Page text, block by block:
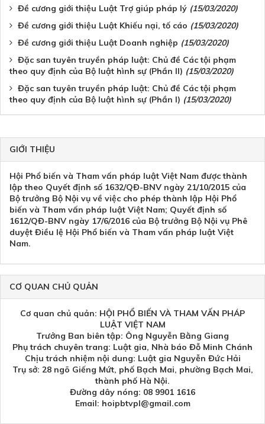
Đề cương giới thiệu Luật Trợ giúp pháp lý (15/03/2020)
Đề cương giới thiệu Luật Khiếu nại, tố cáo (15/03/2020)
Đề cương giới thiệu Luật Doanh nghiệp (15/03/2020)
Đặc san tuyên truyền pháp luật: Chủ đề Các tội phạm
theo quy định của Bộ luật hình sự (Phần II) (15/03/2020)
Đặc san tuyên truyền pháp luật: Chủ đề Các tội phạm
theo quy định của Bộ luật hình sự (Phần I) (15/03/2020)
GIỚI THIỆU
Hội Phổ biến và Tham vấn pháp luật Việt Nam được thành
lập theo Quyết định số 1632/QĐ-BNV ngày 21/10/2015 của
Bộ trưởng Bộ Nội vụ về việc cho phép thành lập Hội Phổ
biến và Tham vấn pháp luật Việt Nam; Quyết định số
1612/QĐ-BNV ngày 17/6/2016 của Bộ trưởng Bộ Nội vụ Phê
duyệt Điều lệ Hội Phổ biến và Tham vấn pháp luật Việt
Nam.
CƠ QUAN CHỦ QUẢN
Cơ quan chủ quản: HỘI PHỔ BIẾN VÀ THAM VẤN PHÁP
LUẬT VIỆT NAM
Trưởng Ban biên tập: Ông Nguyễn Bằng Giang
Phụ trách chuyên trang: Luật gia, Nhà báo Đỗ Minh Chánh
Chịu trách nhiệm nội dung: Luật gia Nguyễn Đức Hải
Trụ sở: 28 ngõ Giếng Mứt, phố Bạch Mai, phường Bạch Mai,
thành phố Hà Nội.
Đường dây nóng: 08 9901 1616
Email: hoipbtvpl@gmail.com